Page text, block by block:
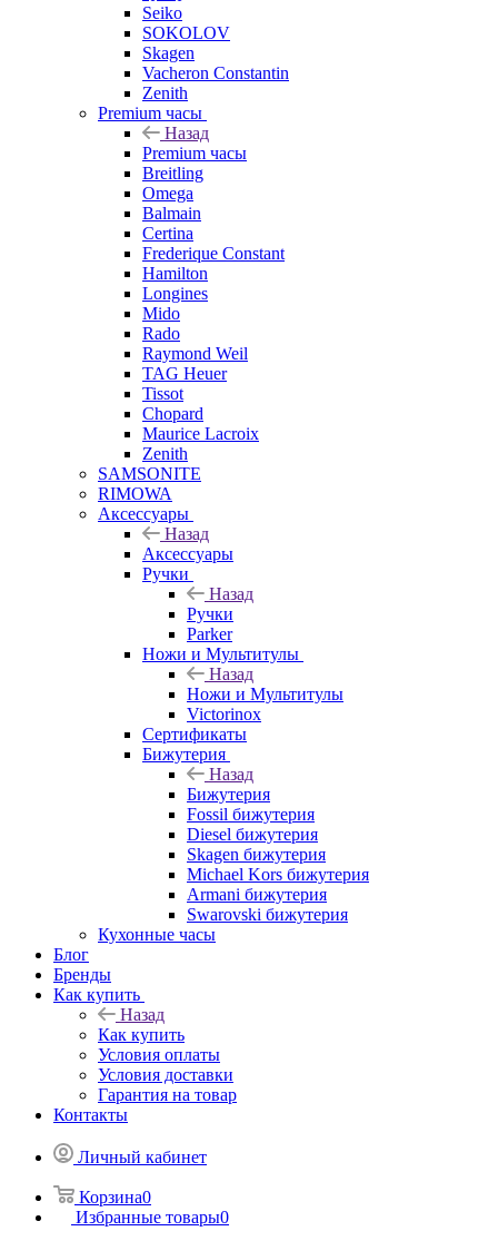
Seiko
SOKOLOV
Skagen
Vacheron Constantin
Zenith
Premium часы
Назад
Premium часы
Breitling
Omega
Balmain
Certina
Frederique Constant
Hamilton
Longines
Mido
Rado
Raymond Weil
TAG Heuer
Tissot
Chopard
Maurice Lacroix
Zenith
SAMSONITE
RIMOWA
Аксессуары
Назад
Аксессуары
Ручки
Назад
Ручки
Parker
Ножи и Мультитулы
Назад
Ножи и Мультитулы
Victorinox
Сертификаты
Бижутерия
Назад
Бижутерия
Fossil бижутерия
Diesel бижутерия
Skagen бижутерия
Michael Kors бижутерия
Armani бижутерия
Swarovski бижутерия
Кухонные часы
Блог
Бренды
Как купить
Назад
Как купить
Условия оплаты
Условия доставки
Гарантия на товар
Контакты
Личный кабинет
Корзина0
Избранные товары0